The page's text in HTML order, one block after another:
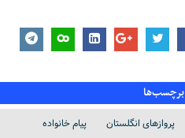
برچسب‌ها
پروازهای انگلستان پیام خانواده